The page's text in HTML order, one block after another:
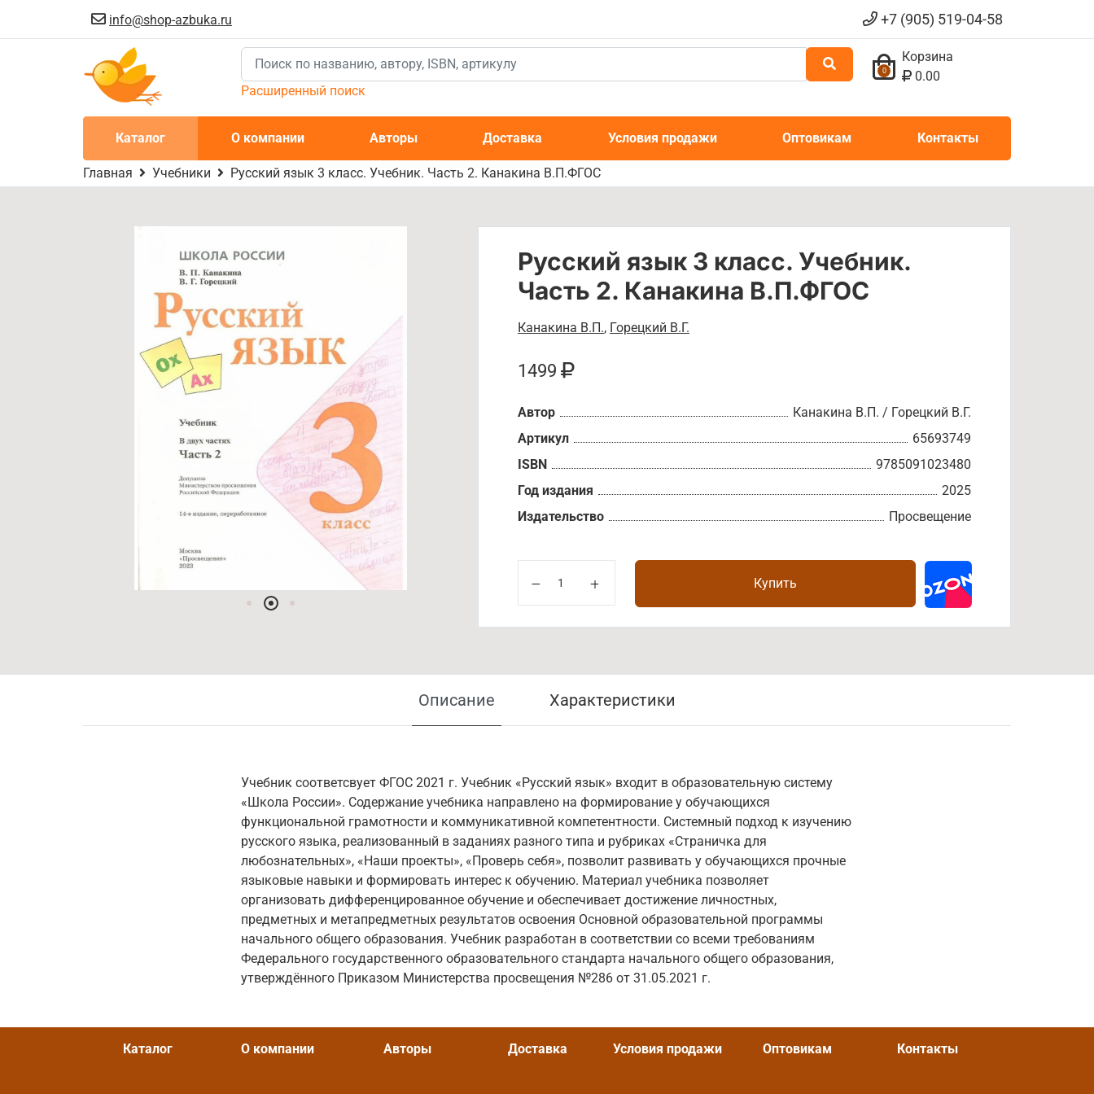
info@shop-azbuka.ru +7 (905) 519-04-58
Расширенный поиск
0
Корзина
0.00
Каталог О компании Авторы Доставка Условия продажи Оптовикам Контакты
Главная Учебники Русский язык 3 класс. Учебник. Часть 2. Канакина В.П.ФГОС
Русский язык 3 класс. Учебник.
Часть 2. Канакина В.П.ФГОС
Канакина В.П., Горецкий В.Г.
1499
Автор
Канакина В.П. / Горецкий В.Г.
Артикул
65693749
ISBN
9785091023480
Год издания
2025
Издательство
Просвещение
Купить
Описание Характеристики
Учебник соответсвует ФГОС 2021 г. Учебник «Русский язык» входит в образовательную систему
«Школа России». Содержание учебника направлено на формирование у обучающихся
функциональной грамотности и коммуникативной компетентности. Системный подход к изучению
русского языка, реализованный в заданиях разного типа и рубриках «Страничка для
любознательных», «Наши проекты», «Проверь себя», позволит развивать у обучающихся прочные
языковые навыки и формировать интерес к обучению. Материал учебника позволяет
организовать дифференцированное обучение и обеспечивает достижение личностных,
предметных и метапредметных результатов освоения Основной образовательной программы
начального общего образования. Учебник разработан в соответствии со всеми требованиям
Федерального государственного образовательного стандарта начального общего образования,
утверждённого Приказом Министерства просвещения №286 от 31.05.2021 г.
Каталог О компании Авторы Доставка Условия продажи Оптовикам Контакты